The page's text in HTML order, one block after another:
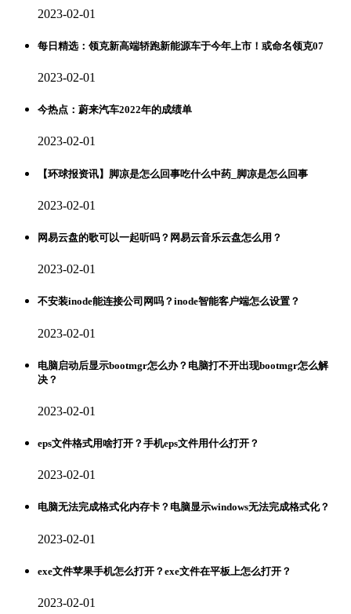
2023-02-01
每日精选：领克新高端轿跑新能源车于今年上市！或命名领克07
2023-02-01
今热点：蔚来汽车2022年的成绩单
2023-02-01
【环球报资讯】脚凉是怎么回事吃什么中药_脚凉是怎么回事
2023-02-01
网易云盘的歌可以一起听吗？网易云音乐云盘怎么用？
2023-02-01
不安装inode能连接公司网吗？inode智能客户端怎么设置？
2023-02-01
电脑启动后显示bootmgr怎么办？电脑打不开出现bootmgr怎么解
决？
2023-02-01
eps文件格式用啥打开？手机eps文件用什么打开？
2023-02-01
电脑无法完成格式化内存卡？电脑显示windows无法完成格式化？
2023-02-01
exe文件苹果手机怎么打开？exe文件在平板上怎么打开？
2023-02-01